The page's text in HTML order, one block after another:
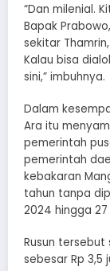
“Dan milenial.
Bapak
sekitar
Kalau bisa
sini,” imbuhnya.
Dalam
Ara itu
pemerintah
pemerintah
kebakaran
tahun tanpa
2024 hingga
Rusun
sebesar Rp 3,5